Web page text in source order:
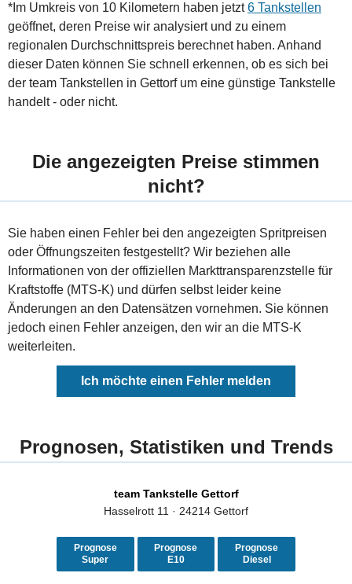
*Im Umkreis von 10 Kilometern haben jetzt6 Tankstellen
geöffnet, deren Preise wir analysiert und zu einem
regionalen Durchschnittspreis berechnet haben. Anhand
dieser Daten können Sie schnell erkennen, ob es sich bei
der team Tankstellen in Gettorf um eine günstige Tankstelle
handelt - oder nicht.
Die angezeigten Preise stimmen
nicht?
Sie haben einen Fehler bei den angezeigten Spritpreisen
oder Öffnungszeiten festgestellt? Wir beziehen alle
Informationen von der offiziellen Markttransparenzstelle für
Kraftstoffe (MTS-K) und dürfen selbst leider keine
Änderungen an den Datensätzen vornehmen. Sie können
jedoch einen Fehler anzeigen, den wir an die MTS-K
weiterleiten.
Ich möchte einen Fehler melden
Prognosen, Statistiken und Trends
team Tankstelle Gettorf
Hasselrott 11 · 24214 Gettorf
Prognose
Super
Prognose
E10
Prognose
Diesel